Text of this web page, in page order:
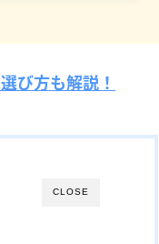
び方も解説！
CLOSE